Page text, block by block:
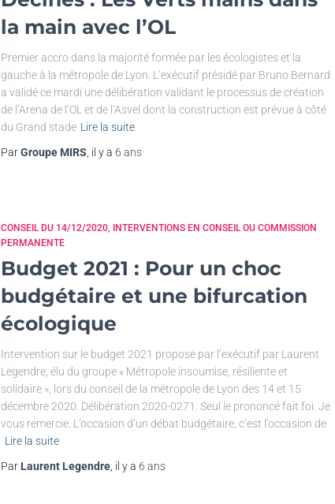
la main avec l’OL
Premier accro dans la majorité formée par les écologistes et la
gauche à la métropole de Lyon. L’exécutif présidé par Bruno Bernard
a validé ce mardi une délibération validant le processus de création
de l’Arena de l’OL et de l’Asvel dont la construction est prévue à côté
du Grand stade Lire la suite
ParGroupe MIRS , il y a 6 ans
CONSEIL DU 14/12/2020
INTERVENTIONS EN CONSEIL OU COMMISSION
PERMANENTE
Budget 2021 : Pour un choc
budgétaire et une bifurcation
écologique
Intervention sur le budget 2021 proposé par l’exécutif par Laurent
Legendre, élu du groupe « Métropole insoumise, résiliente et
solidaire », lors du conseil de la métropole de Lyon des 14 et 15
décembre 2020. Délibération 2020-0271. Seul le prononcé fait foi. Je
vous remercie. L’occasion d’un débat budgétaire, c’est l’occasion de
Lire la suite
Par Laurent Legendre , il y a 6 ans